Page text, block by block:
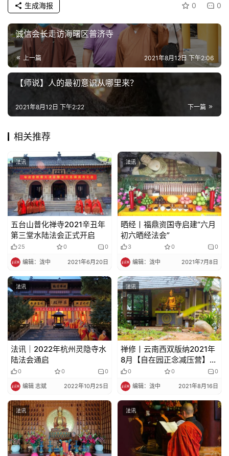
0 0
生成海报
诚信会长走访海曙区普济寺
上一篇 2021年8月12日 下午2:06
【师说】人的最初意识从哪里来？
下一篇
2021年8月12日 下午2:22
相关推荐
法讯
五台山普化禅寺2021辛丑年
第三堂水陆法会正式开启
25 0 0
编辑：泷中 2021年6月20日
法讯
晒经丨福鼎资国寺启建“六月
初六晒经法会”
3 0 0
编辑：泷中 2021年7月8日
法讯
法讯｜2022年杭州灵隐寺水
陆法会通启
0 0 0
编辑 志斌 2022年10月25日
法讯
禅修丨云南西双版纳2021年
8月【自在园正念减压营】通
告0 0 0
编辑：泷中 2021年8月16日
法讯 法讯